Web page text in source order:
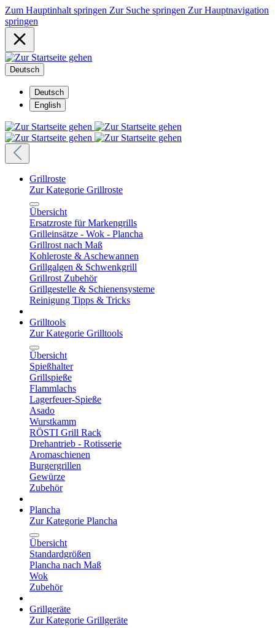
Zum Hauptinhalt springen Zur Suche springen Zur Hauptnavigation
springen
Deutsch
Deutsch
English
Grillroste
Zur Kategorie Grillroste
Übersicht
Ersatzroste für Markengrills
Grilleinsätze - Wok - Plancha
Grillrost nach Maß
Kohleroste & Aschewannen
Grillgalgen & Schwenkgrill
Grillrost Zubehör
Grillgestelle & Schienensysteme
Reinigung Tipps & Tricks
Grilltools
Zur Kategorie Grilltools
Übersicht
Spießhalter
Grillspieße
Flammlachs
Lagerfeuer-Spieße
Asado
Wurstkamm
RÖSTI Grill Rack
Drehantrieb - Rotisserie
Aromaschienen
Burgergrillen
Gewürze
Zubehör
Plancha
Zur Kategorie Plancha
Übersicht
Standardgrößen
Plancha nach Maß
Wok
Zubehör
Grillgeräte
Zur Kategorie Grillgeräte